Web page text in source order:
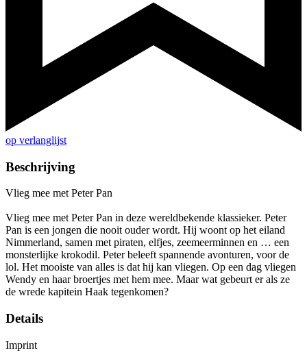
op verlanglijst
Beschrijving
Vlieg mee met Peter Pan
Vlieg mee met Peter Pan in deze wereldbekende klassieker. Peter
Pan is een jongen die nooit ouder wordt. Hij woont op het eiland
Nimmerland, samen met piraten, elfjes, zeemeerminnen en … een
monsterlijke krokodil. Peter beleeft spannende avonturen, voor de
lol. Het mooiste van alles is dat hij kan vliegen. Op een dag vliegen
Wendy en haar broertjes met hem mee. Maar wat gebeurt er als ze
de wrede kapitein Haak tegenkomen?
Details
Imprint